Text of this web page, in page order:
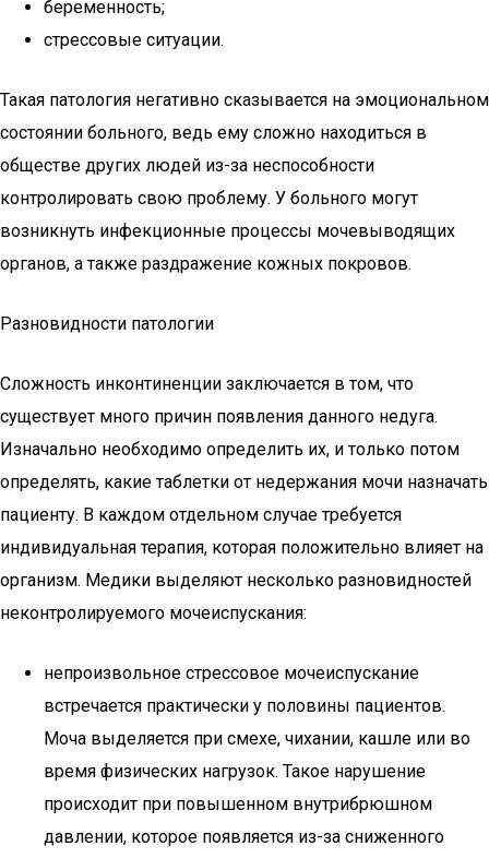
беременность;
стрессовые ситуации.
Такая патология негативно сказывается на эмоциональном
состоянии больного, ведь ему сложно находиться в
обществе других людей из-за неспособности
контролировать свою проблему. У больного могут
возникнуть инфекционные процессы мочевыводящих
органов, а также раздражение кожных покровов.
Разновидности патологии
Сложность инконтиненции заключается в том, что
существует много причин появления данного недуга.
Изначально необходимо определить их, и только потом
определять, какие таблетки от недержания мочи назначать
пациенту. В каждом отдельном случае требуется
индивидуальная терапия, которая положительно влияет на
организм. Медики выделяют несколько разновидностей
неконтролируемого мочеиспускания:
непроизвольное стрессовое мочеиспускание
встречается практически у половины пациентов.
Моча выделяется при смехе, чихании, кашле или во
время физических нагрузок. Такое нарушение
происходит при повышенном внутрибрюшном
давлении, которое появляется из-за сниженного